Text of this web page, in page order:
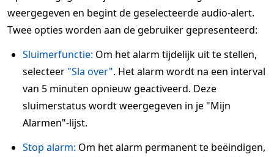
weergegeven en begint de geselecteerde audio-alert.
Twee opties worden aan de gebruiker gepresenteerd:
Sluimerfunctie: Om het alarm tijdelijk uit te stellen,
selecteer "Sla over". Het alarm wordt na een interval
van 5 minuten opnieuw geactiveerd. Deze
sluimerstatus wordt weergegeven in je "Mijn
Alarmen"-lijst.
Stop alarm: Om het alarm permanent te beëindigen,